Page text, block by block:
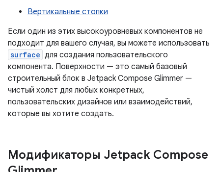
Вертикальные стопки
Если один из этих высокоуровневых компонентов не
подходит для вашего случая, вы можете использовать
surface для создания пользовательского
компонента. Поверхности — это самый базовый
строительный блок в Jetpack Compose Glimmer —
чистый холст для любых конкретных,
пользовательских дизайнов или взаимодействий,
которые вы хотите создать.
Модификаторы Jetpack Compose